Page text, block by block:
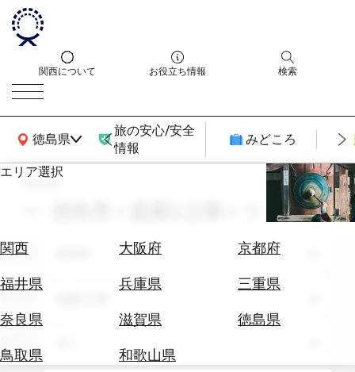
関西について お役立ち情報 検索
徳島県
関西広域MAP
旅の安心/安全
情報
みどころ
エリア選択
関西 大阪府
京都府
福井県
兵庫県
三重県
奈良県
滋賀県
徳島県
鳥取県
和歌山県
エ
券
テ
を
search
徳島県 × 庭園&公園 × リゾート
エリア
テーマ